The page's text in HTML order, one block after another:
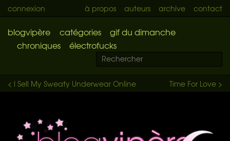
connexion à propos auteurs archive contact
blogvipère catégories
gif du dimanche
chroniques
électrofucks
Time For Love >
< I Sell My Sweaty Underwear Online